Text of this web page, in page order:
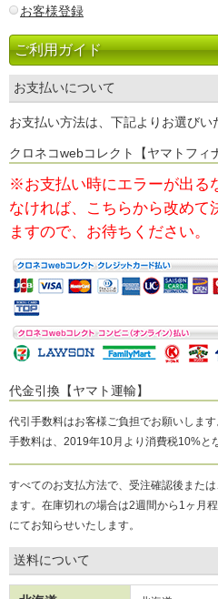
お客様登録
ご利用ガイド
お支払いについて
お支払い方法は、下記よりお選びい
クロネコwebコレクト【ヤマトフ
※お支払い時にエラーが出る
なければ、
こちらから改めて
ますので、お待ちください。
代金引換【ヤマト運輸】
代引手数料はお客様ご負担でお願いします
手数料は、2019年10月より消費税10%と
すべてのお支払方法で、受注確認後また
ます。在庫切れの場合は2週間から1ヶ月
にてお知らせいたします。
送料について